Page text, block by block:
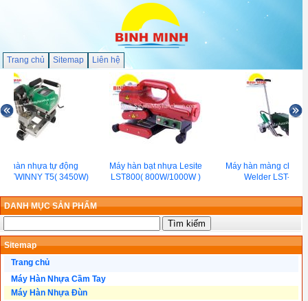
Trang chủ Sitemap Liên hệ
hàn nhựa tự động
TWINNY T5( 3450W)
Máy hàn bạt nhựa Lesite
LST800( 800W/1000W )
Máy hàn màng chống
Welder LST-WP1
DANH MỤC SẢN PHẨM
Sitemap
Trang chủ
Máy Hàn Nhựa Cầm Tay
Máy Hàn Nhựa Đùn